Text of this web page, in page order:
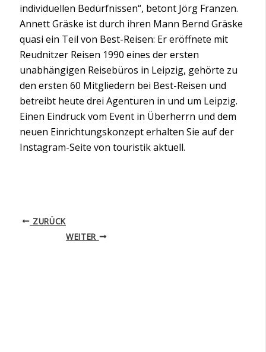
individuellen Bedürfnissen“, betont Jörg Franzen.
Annett Gräske ist durch ihren Mann Bernd Gräske
quasi ein Teil von Best-Reisen: Er eröffnete mit
Reudnitzer Reisen 1990 eines der ersten
unabhängigen Reisebüros in Leipzig, gehörte zu
den ersten 60 Mitgliedern bei Best-Reisen und
betreibt heute drei Agenturen in und um Leipzig.
Einen Eindruck vom Event in Überherrn und dem
neuen Einrichtungskonzept erhalten Sie auf der
Instagram-Seite von touristik aktuell.
ZURÜCK
WEITER